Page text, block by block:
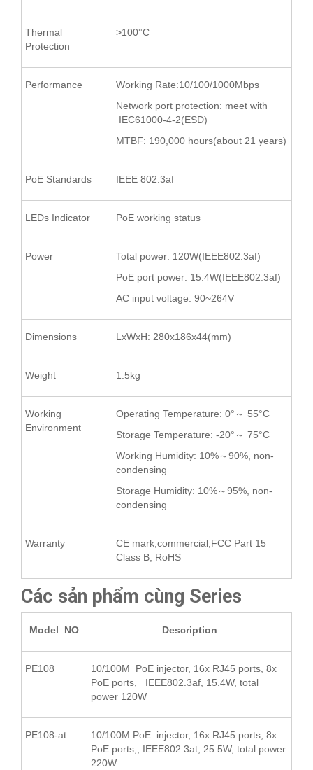
Thermal
Protection
>100°C
Performance
Working Rate:10/100/1000Mbps
Network port protection: meet with
IEC61000-4-2(ESD)
MTBF: 190,000 hours(about 21 years)
PoE Standards IEEE 802.3af
LEDs Indicator PoE working status
Power
Total power: 120W(IEEE802.3af)
PoE port power: 15.4W(IEEE802.3af)
AC input voltage: 90~264V
Dimensions LxWxH: 280x186x44(mm)
Weight 1.5kg
Working
Environment
Operating Temperature: 0°～ 55°C
Storage Temperature: -20°～ 75°C
Working Humidity: 10%～90%, non-
condensing
Storage Humidity: 10%～95%, non-
condensing
Warranty
CE mark,commercial,FCC Part 15
Class B, RoHS
Các sản phẩm cùng Series
Model NO Description
PE108
10/100M PoE injector, 16x RJ45 ports, 8x
PoE ports, IEEE802.3af, 15.4W, total
power 120W
PE108-at
10/100M PoE injector, 16x RJ45 ports, 8x
PoE ports,, IEEE802.3at, 25.5W, total power
220W